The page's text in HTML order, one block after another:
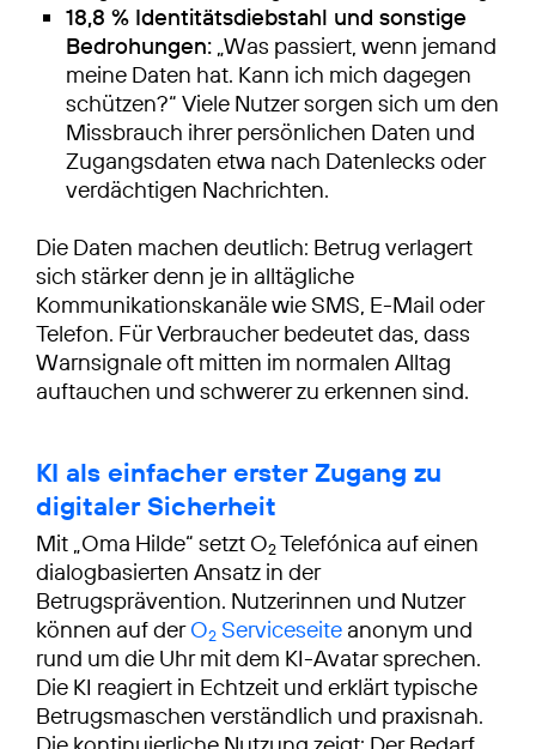
18,8 % Identitätsdiebstahl und sonstige
Bedrohungen: „Was passiert, wenn jemand
meine Daten hat. Kann ich mich dagegen
schützen?“ Viele Nutzer sorgen sich um den
Missbrauch ihrer persönlichen Daten und
Zugangsdaten etwa nach Datenlecks oder
verdächtigen Nachrichten.
Die Daten machen deutlich: Betrug verlagert
sich stärker denn je in alltägliche
Kommunikationskanäle wie SMS, E-Mail oder
Telefon. Für Verbraucher bedeutet das, dass
Warnsignale oft mitten im normalen Alltag
auftauchen und schwerer zu erkennen sind.
KI als einfacher erster Zugang zu
digitaler Sicherheit
Mit „Oma Hilde“ setzt O2Telefónica auf einen
dialogbasierten Ansatz in der
Betrugsprävention. Nutzerinnen und Nutzer
können auf derO2 Serviceseite anonym und
rund um die Uhr mit dem KI-Avatar sprechen.
Die KI reagiert in Echtzeit und erklärt typische
Betrugsmaschen verständlich und praxisnah.